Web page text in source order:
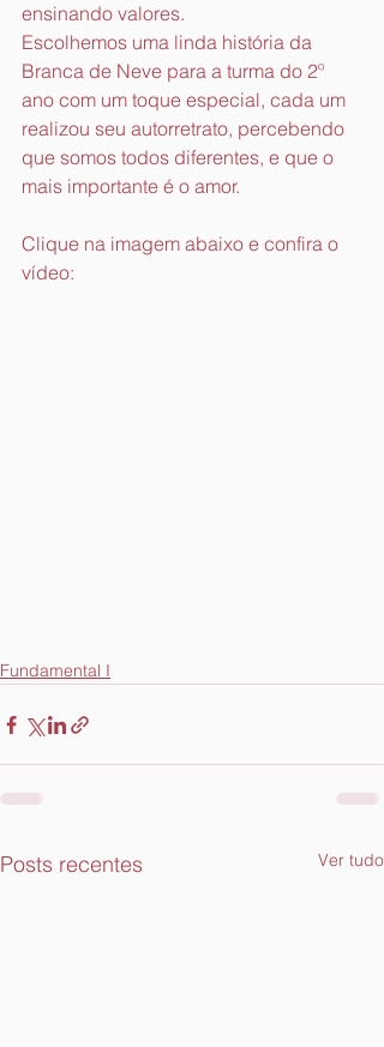
ensinando valores.
Escolhemos uma linda história da
Branca de Neve para a turma do 2º
ano com um toque especial, cada um
realizou seu autorretrato, percebendo
que somos todos diferentes, e que o
mais importante é o amor.
Clique na imagem abaixo e confira o
vídeo:
Fundamental I
Posts recentes Ver tudo